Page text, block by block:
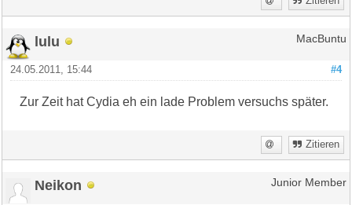
lulu MacBuntu
#4
24.05.2011, 15:44
Zur Zeit hat Cydia eh ein lade Problem versuchs später.
Zitieren
Neikon Junior Member